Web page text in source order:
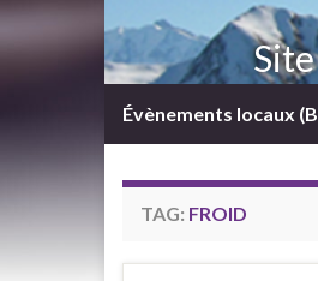
Évènements locaux
TAG: FROID